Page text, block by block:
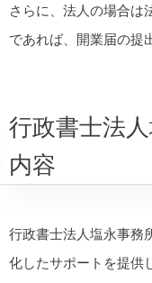
さらに、法人の場合は
であれば、開業届の提
行政書士法
内容
行政書士法人塩永事務
化したサポートを提供